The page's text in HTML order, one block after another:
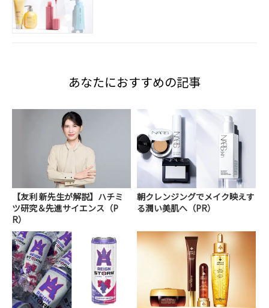
あなたにおすすめの記事
【友利 新先生が解説】ハチミ
ツ研究＆先進サイエンス（P
R）
朝クレンジングでメイク映えす
る潤い美肌へ（PR）